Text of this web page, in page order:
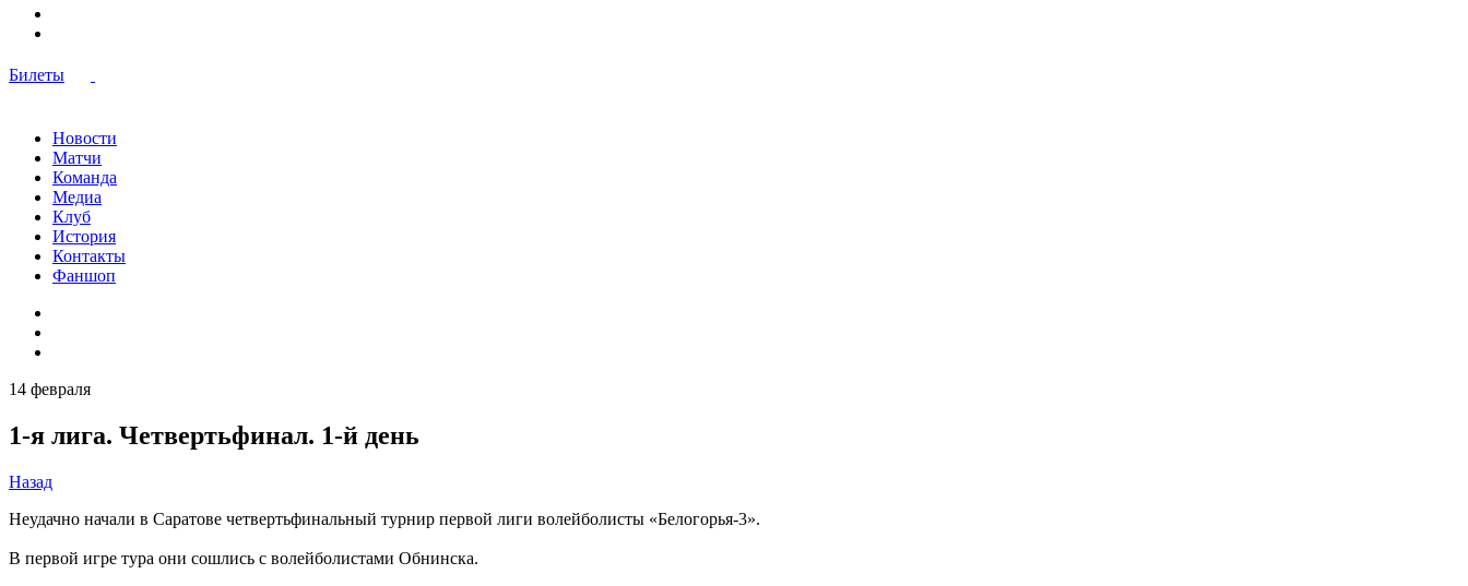
Билеты
Новости
Матчи
Команда
Медиа
Клуб
История
Контакты
Фаншоп
14 февраля
1-я лига. Четвертьфинал. 1-й день
Назад
Неудачно начали в Саратове четвертьфинальный турнир первой лиги волейболисты «Белогорья-3».
В первой игре тура они сошлись с волейболистами Обнинска.